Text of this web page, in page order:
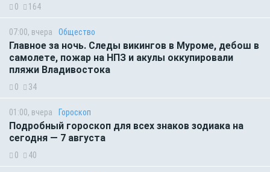
0 164
07:00, вчера Общество
Главное за ночь. Следы викингов в Муроме, дебош в
самолете, пожар на НПЗ и акулы оккупировали
пляжи Владивостока
0 34
01:00, вчера Гороскоп
Подробный гороскоп для всех знаков зодиака на
сегодня — 7 августа
0 40